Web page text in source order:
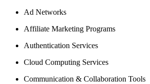
Ad Networks
Affiliate Marketing Programs
Authentication Services
Cloud Computing Services
Communication & Collaboration Tools